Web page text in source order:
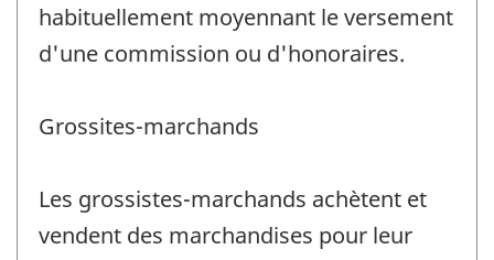
habituellement moyennant le versement
d'une commission ou d'honoraires.
Grossites-marchands
Les grossistes-marchands achètent et
vendent des marchandises pour leur